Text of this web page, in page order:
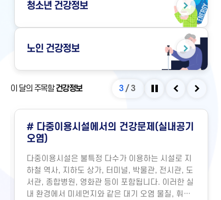
청소년 건강정보
노인 건강정보
이 달의 주목할건강정보 3 /3
# 다중이용시설에서의 건강문제(실내공기
오염)
다중이용시설은 불특정 다수가 이용하는 시설로 지
하철 역사, 지하도 상가, 터미널, 박물관, 전시관, 도
서관, 종합병원, 영화관 등이 포함됩니다. 이러한 실
내 환경에서 미세먼지와 같은 대기 오염 물질, 휘발